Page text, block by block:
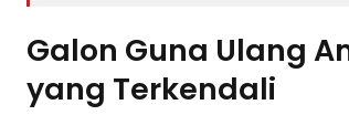
Galon Guna Ulang
yang Terkendali